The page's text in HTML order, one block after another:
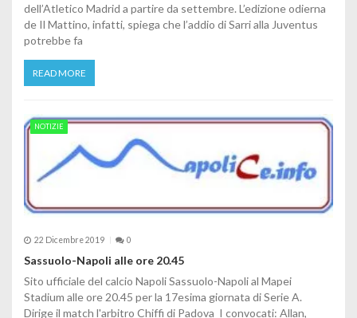
dell’Atletico Madrid a partire da settembre. L’edizione odierna
de Il Mattino, infatti, spiega che l’addio di Sarri alla Juventus
potrebbe fa
READ MORE
NOTIZIE
22 Dicembre 2019 0
Sassuolo-Napoli alle ore 20.45
Sito ufficiale del calcio Napoli Sassuolo-Napoli al Mapei
Stadium alle ore 20.45 per la 17esima giornata di Serie A.
Dirige il match l'arbitro Chiffi di Padova I convocati: Allan,